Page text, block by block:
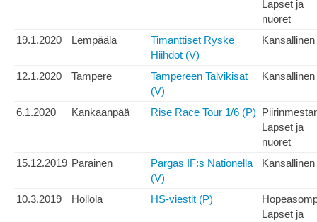
Lapset ja
nuoret
19.1.2020
Lempäälä
Timanttiset Ryske
Hiihdot (V)
Kansallinen
12.1.2020 Tampere
Tampereen Talvikisat
(V)
Kansallinen
6.1.2020 Kankaanpää Rise Race Tour 1/6 (P)
Lapset ja
nuoret
15.12.2019 Parainen
Pargas IF:s Nationella
(V)
Kansallinen
10.3.2019 Hollola HS-viestit (P)
Lapset ja